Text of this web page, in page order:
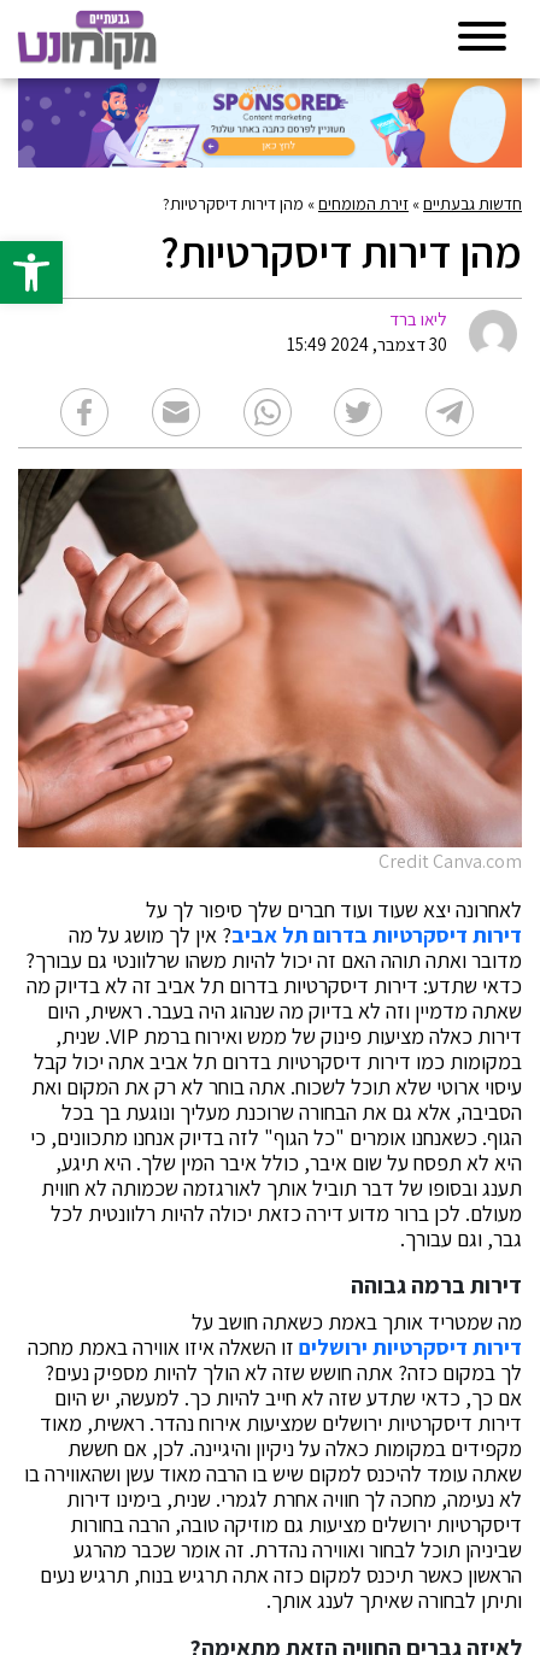
פתח
חדשות גבעתיים» זירת המומחים» מהן דירות דיסקרטיות?
מהן דירות דיסקרטיות?
ליאו ברד
30 דצמבר, 2024 15:49
Credit Canva.com
לאחרונה יצא שעוד ועוד חברים שלך סיפור לך על
דירות דיסקרטיות בדרום תל אביב? אין לך מושג על מה
מדובר ואתה תוהה האם זה יכול להיות משהו שרלוונטי גם עבורך?
כדאי שתדע: דירות דיסקרטיות בדרום תל אביב זה לא בדיוק מה
שאתה מדמיין וזה לא בדיוק מה שנהוג היה בעבר. ראשית, היום
דירות כאלה מציעות פינוק של ממש ואירוח ברמת VIP. שנית,
במקומות כמו דירות דיסקרטיות בדרום תל אביב אתה יכול קבל
עיסוי ארוטי שלא תוכל לשכוח. אתה בוחר לא רק את המקום ואת
הסביבה, אלא גם את הבחורה שרוכנת מעליך ונוגעת בך בכל
הגוף. כשאנחנו אומרים "כל הגוף" לזה בדיוק אנחנו מתכוונים, כי
היא לא תפסח על שום איבר, כולל איבר המין שלך. היא תיגע,
תענג ובסופו של דבר תוביל אותך לאורגזמה שכמותה לא חווית
מעולם. לכן ברור מדוע דירה כזאת יכולה להיות רלוונטית לכל
גבר, וגם עבורך.
דירות ברמה גבוהה
מה שמטריד אותך באמת כשאתה חושב על
דירות דיסקרטיות ירושלים זו השאלה איזו אווירה באמת מחכה
לך במקום כזה? אתה חושש שזה לא הולך להיות מספיק נעים?
אם כך, כדאי שתדע שזה לא חייב להיות כך. למעשה, יש היום
דירות דיסקרטיות ירושלים שמציעות אירוח נהדר. ראשית, מאוד
מקפידים במקומות כאלה על ניקיון והיגיינה. לכן, אם חששת
שאתה עומד להיכנס למקום שיש בו הרבה מאוד עשן ושהאווירה בו
לא נעימה, מחכה לך חוויה אחרת לגמרי. שנית, בימינו דירות
דיסקרטיות ירושלים מציעות גם מוזיקה טובה, הרבה בחורות
שביניהן תוכל לבחור ואווירה נהדרת. זה אומר שכבר מהרגע
הראשון כאשר תיכנס למקום כזה אתה תרגיש בנוח, תרגיש נעים
ותיתן לבחורה שאיתך לענג אותך.
לאיזה גברים החוויה הזאת מתאימה?